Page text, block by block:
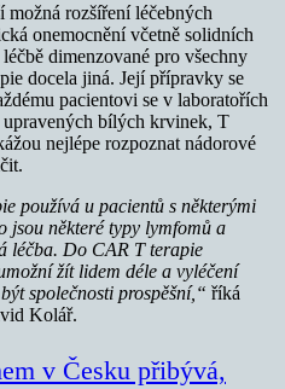
možná rozšíření léčebných
onemocnění včetně solidních
dimenzované pro všechny
docela jiná. Její přípravky se
pacientovi se v laboratořích
bílých krvinek, T
nejlépe rozpoznat nádorové
používá u pacientů s některými
jsou některé typy lymfomů a
léčba. Do CAR T terapie
žít lidem déle a vyléčení
společnosti prospěšní,“ říká
Kolář.
v Česku přibývá,